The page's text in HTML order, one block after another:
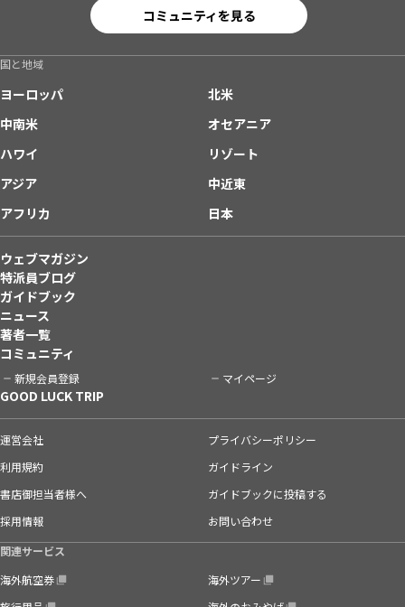
コミュニティを見る
国と地域
ヨーロッパ
北米
中南米
オセアニア
ハワイ
リゾート
アジア
中近東
アフリカ
日本
ウェブマガジン
特派員ブログ
ガイドブック
ニュース
著者一覧
コミュニティ
新規会員登録 マイページ
GOOD LUCK TRIP
運営会社
プライバシーポリシー
利用規約
ガイドライン
書店御担当者様へ
ガイドブックに投稿する
採用情報
お問い合わせ
関連サービス
海外航空券
海外ツアー